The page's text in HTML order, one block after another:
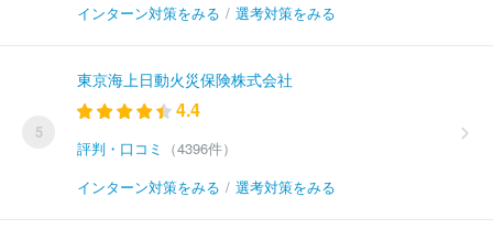
インターン対策をみる / 選考対策をみる
5
東京海上日動火災保険株式会社
4.4
評判・口コミ
（4396件）
インターン対策をみる / 選考対策をみる